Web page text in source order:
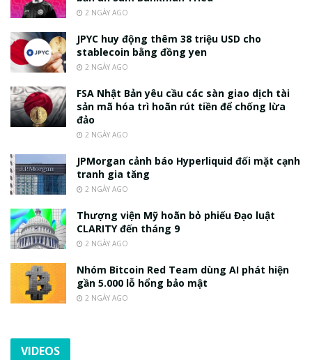
2 NGÀY AGO
JPYC huy động thêm 38 triệu USD cho
stablecoin bằng đồng yen
2 NGÀY AGO
FSA Nhật Bản yêu cầu các sàn giao dịch tài
sản mã hóa trì hoãn rút tiền để chống lừa
đảo
2 NGÀY AGO
JPMorgan cảnh báo Hyperliquid đối mặt cạnh
tranh gia tăng
2 NGÀY AGO
Thượng viện Mỹ hoãn bỏ phiếu Đạo luật
CLARITY đến tháng 9
2 NGÀY AGO
Nhóm Bitcoin Red Team dùng AI phát hiện
gần 5.000 lỗ hổng bảo mật
2 NGÀY AGO
VIDEOS